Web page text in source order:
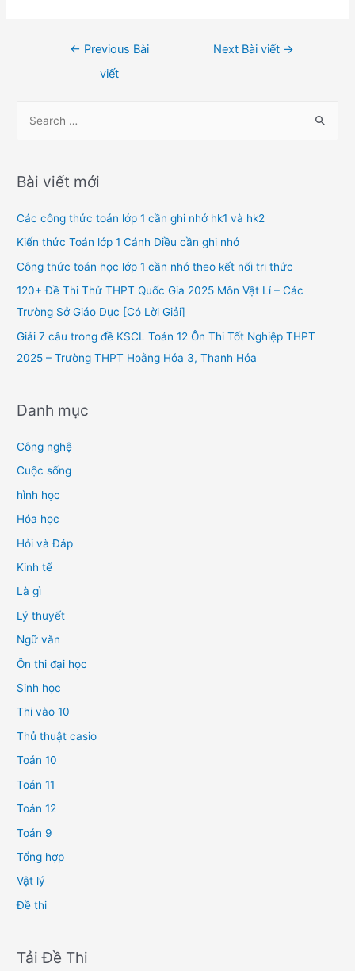
← Previous Bài
viết
Next Bài viết →
r
h
f
o
Bài viết mới
Các công thức toán lớp 1 cần ghi nhớ hk1 và hk2
Kiến thức Toán lớp 1 Cánh Diều cần ghi nhớ
Công thức toán học lớp 1 cần nhớ theo kết nối tri thức
120+ Đề Thi Thử THPT Quốc Gia 2025 Môn Vật Lí – Các
Trường Sở Giáo Dục [Có Lời Giải]
Giải 7 câu trong đề KSCL Toán 12 Ôn Thi Tốt Nghiệp THPT
2025 – Trường THPT Hoằng Hóa 3, Thanh Hóa
Danh mục
Công nghệ
Cuộc sống
hình học
Hóa học
Hỏi và Đáp
Kinh tế
Là gì
Lý thuyết
Ngữ văn
Ôn thi đại học
Sinh học
Thi vào 10
Thủ thuật casio
Toán 10
Toán 11
Toán 12
Toán 9
Tổng hợp
Vật lý
Đề thi
Tải Đề Thi